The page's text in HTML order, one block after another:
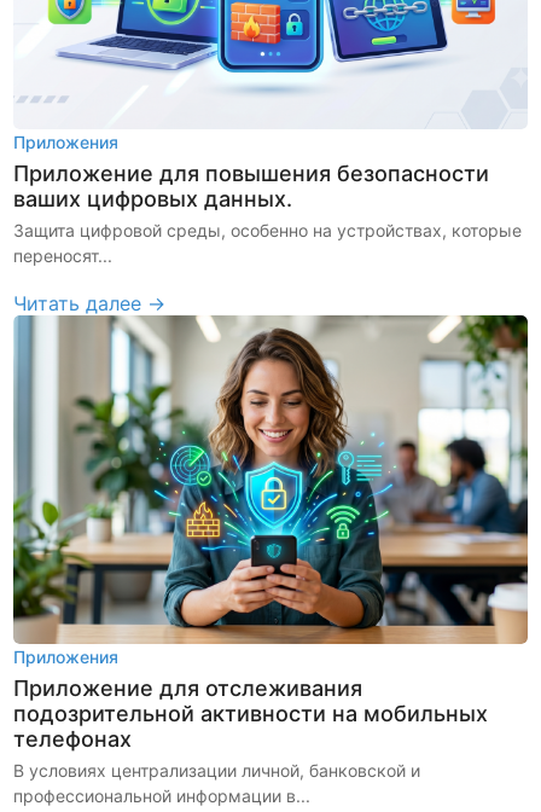
Приложения
Приложение для повышения безопасности
ваших цифровых данных.
Защита цифровой среды, особенно на устройствах, которые
переносят...
Читать далее →
Приложения
Приложение для отслеживания
подозрительной активности на мобильных
телефонах
В условиях централизации личной, банковской и
профессиональной информации в...